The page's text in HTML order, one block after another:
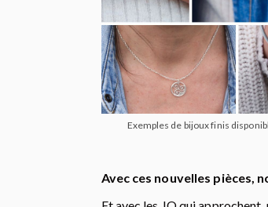
Exemples de bijoux finis
Avec ces nouvelles pièces,